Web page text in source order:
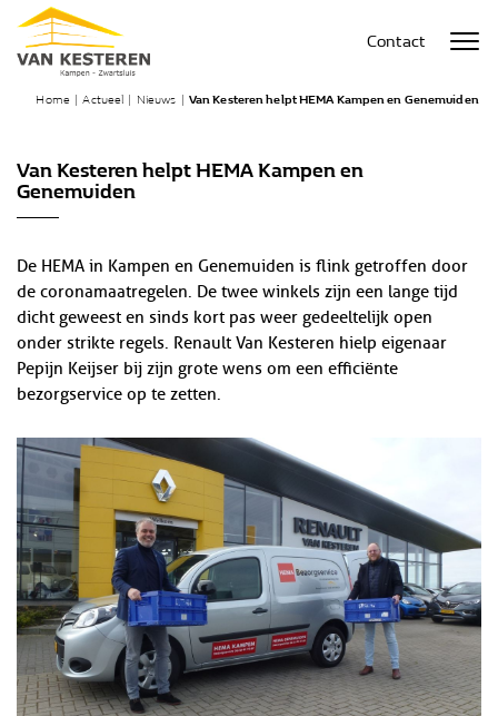
Contact
Home Actueel Nieuws Van Kesteren helpt HEMA Kampen en Genemuiden
Van Kesteren helpt HEMA Kampen en
Genemuiden
De HEMA in Kampen en Genemuiden is flink getroffen door
de coronamaatregelen. De twee winkels zijn een lange tijd
dicht geweest en sinds kort pas weer gedeeltelijk open
onder strikte regels. Renault Van Kesteren hielp eigenaar
Pepijn Keijser bij zijn grote wens om een efficiënte
bezorgservice op te zetten.